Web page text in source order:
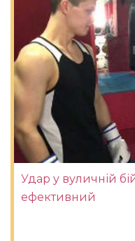
Удар у вуличній
ефективний